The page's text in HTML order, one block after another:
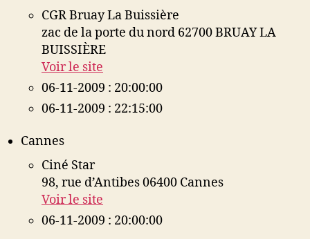
CGR Bruay La Buissière
zac de la porte du nord 62700 BRUAY LA
BUISSIÈRE
Voir le site
06-11-2009 : 20:00:00
06-11-2009 : 22:15:00
Cannes
Ciné Star
98, rue d’Antibes 06400 Cannes
Voir le site
06-11-2009 : 20:00:00